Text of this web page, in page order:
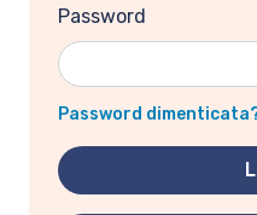
Password
Password